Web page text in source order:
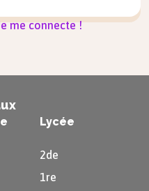
me connecte !
Lycée
2de
1re